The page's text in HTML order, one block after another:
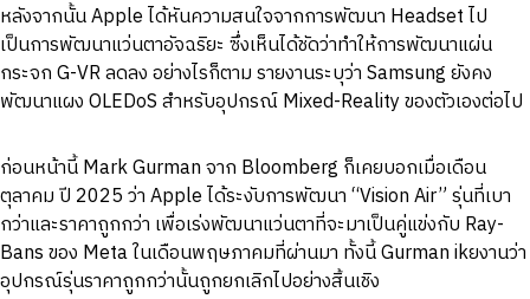
หลังจากนั้น Apple ได้หันความสนใจจากการพัฒนา Headset ไป
เป็นการพัฒนาแว่นตาอัจฉริยะ ซึ่งเห็นได้ชัดว่าทำให้การพัฒนาแผ่น
กระจก G-VR ลดลง อย่างไรก็ตาม รายงานระบุว่า Samsung ยังคง
พัฒนาแผง OLEDoS สำหรับอุปกรณ์ Mixed-Reality ของตัวเองต่อไป
ก่อนหน้านี้ Mark Gurman จาก Bloomberg ก็เคยบอกเมื่อเดือน
ตุลาคม ปี 2025 ว่า Apple ได้ระงับการพัฒนา “Vision Air” รุ่นที่เบา
กว่าและราคาถูกกว่า เพื่อเร่งพัฒนาแว่นตาที่จะมาเป็นคู่แข่งกับ Ray-
Bans ของ Meta ในเดือนพฤษภาคมที่ผ่านมา ทั้งนี้ Gurman ikยงานว่า
อุปกรณ์รุ่นราคาถูกกว่านั้นถูกยกเลิกไปอย่างสิ้นเชิง